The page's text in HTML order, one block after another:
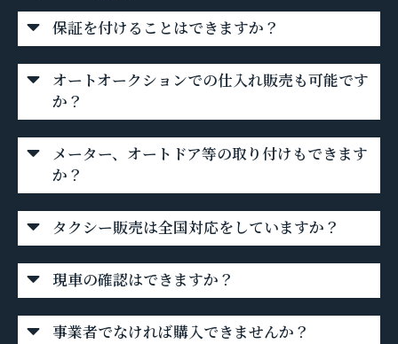
保証を付けることはできますか？
オートオークションでの仕入れ販売も可能です
か？
メーター、オートドア等の取り付けもできます
か？
タクシー販売は全国対応をしていますか？
現車の確認はできますか？
事業者でなければ購入できませんか？